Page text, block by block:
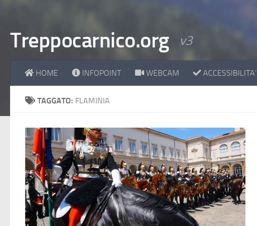
Treppocarnico.org v3
HOME INFOPOINT WEBCAM ACCESSIBILITA’
TAGGATO: FLAMINIA